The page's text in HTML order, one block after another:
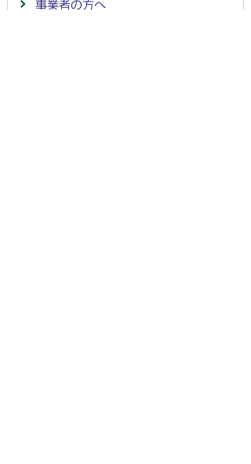
事業者の方へ